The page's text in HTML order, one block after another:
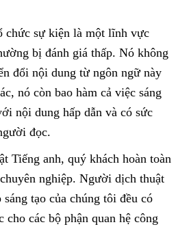
chức sự kiện là một lĩnh vực
bị đánh giá thấp. Nó không
đổi nội dung từ ngôn ngữ này
nó còn bao hàm cả việc sáng
nội dung hấp dẫn và có sức
đọc.
Tiếng anh, quý khách hoàn toàn
nghiệp. Người dịch thuật
tạo của chúng tôi đều có
các bộ phận quan hệ công